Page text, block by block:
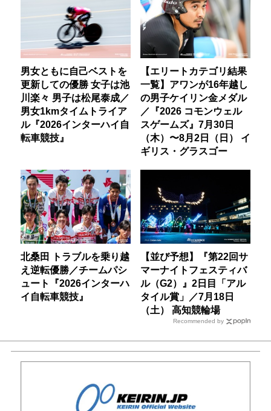
男女ともに自己ベストを
更新しての優勝 女子は池
川楽々 男子は松尾泰成／
男女1kmタイムトライア
ル『2026インターハイ自
転車競技』
【エリートカテゴリ結果
一覧】アワンが16年越し
の男子ケイリン金メダル
／『2026 コモンウェル
スゲームズ』7月30日
（木）〜8月2日（日） イ
ギリス・グラスゴー
北桑田 トラブルを乗り越
え逆転優勝／チームパシ
ュート『2026インターハ
イ自転車競技』
【並び予想】『第22回サ
マーナイトフェスティバ
ル（G2）』2日目「アル
タイル賞」／7月18日
（土） 高知競輪場
Recommended by